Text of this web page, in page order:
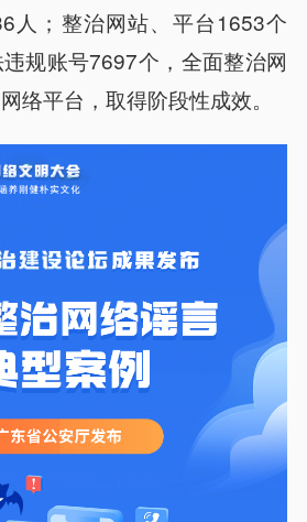
人；整治网站、平台1653个
违规账号7697个，全面整治网
络平台，取得阶段性成效。